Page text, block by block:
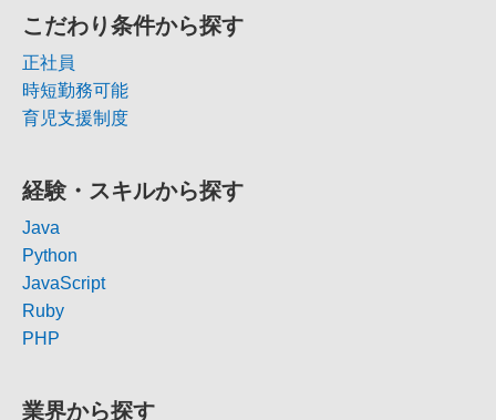
こだわり条件から探す
正社員
時短勤務可能
育児支援制度
経験・スキルから探す
Java
Python
JavaScript
Ruby
PHP
業界から探す